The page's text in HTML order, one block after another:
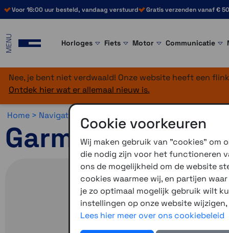
Voor 16:00 uur besteld, vandaag verstuurd Gratis verzenden vanaf €
MENU Horloges Fiets Motor Communicatie
Nee, je bent niet verdwaald! Onze website heeft een
Ontdek hier wat er allemaal nieuw is.
Home > Navigatie >
Garmin Tread
Cookie voorkeuren
Wij maken gebruik van "cookies" om
die nodig zijn voor het functioneren
ons de mogelijkheid om de website
cookies waarmee wij, en partijen
je zo optimaal mogelijk gebruik wilt
instellingen op onze website
Lees hier meer over ons cookiebeleid